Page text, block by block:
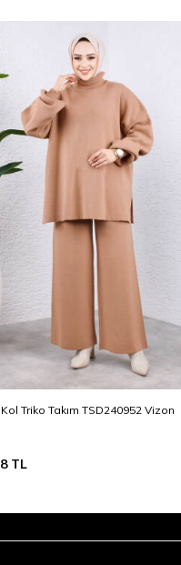
Triko Takım TSD240952 Vizon
TL